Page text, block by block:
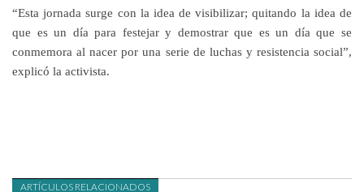
“Esta jornada surge con la idea de visibilizar; quitando la idea de
que es un día para festejar y demostrar que es un día que se
conmemora al nacer por una serie de luchas y resistencia social”,
explicó la activista.
ARTÍCULOS RELACIONADOS